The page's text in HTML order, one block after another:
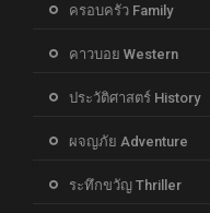
ครอบครัว Family
คาวบอย Western
ประวัติศาสตร์ History
ผจญภัย Adventure
ระทึกขวัญ Thriller